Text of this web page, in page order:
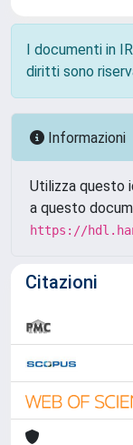
I documenti in
diritti sono
Informazioni
Utilizza questo
a questo
https://
Citazioni